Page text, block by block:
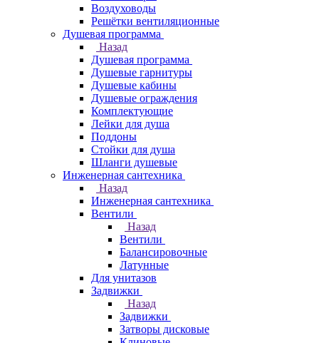
Воздуховоды
Решётки вентиляционные
Душевая программа
Назад
Душевая программа
Душевые гарнитуры
Душевые кабины
Душевые ограждения
Комплектующие
Лейки для душа
Поддоны
Стойки для душа
Шланги душевые
Инженерная сантехника
Назад
Инженерная сантехника
Вентили
Назад
Вентили
Балансировочные
Латунные
Для унитазов
Задвижки
Назад
Задвижки
Затворы дисковые